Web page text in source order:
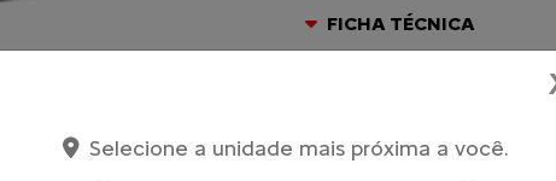
FICHA TÉCNICA
Comparar versão
Selecione a unidade mais próxima a você.